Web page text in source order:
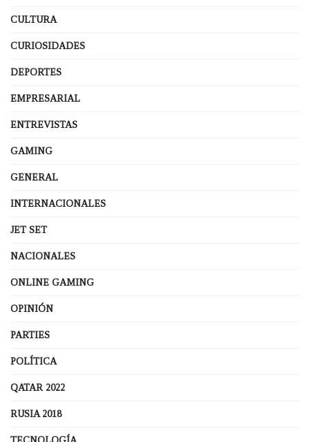
CULTURA
CURIOSIDADES
DEPORTES
EMPRESARIAL
ENTREVISTAS
GAMING
GENERAL
INTERNACIONALES
JET SET
NACIONALES
ONLINE GAMING
OPINIÓN
PARTIES
POLÍTICA
QATAR 2022
RUSIA 2018